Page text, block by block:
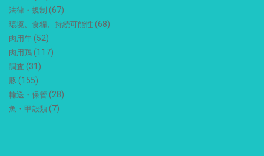
法律・規制 (67)
環境、食糧、持続可能性 (68)
肉用牛 (52)
肉用鶏 (117)
調査 (31)
豚 (155)
輸送・保管 (28)
魚・甲殻類 (7)